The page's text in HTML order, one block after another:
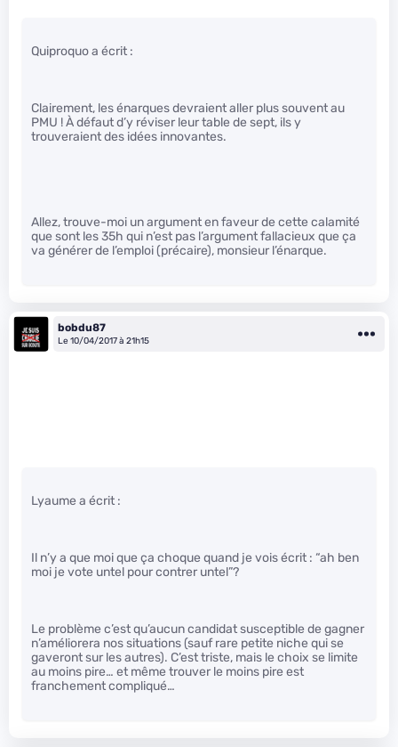
Quiproquo a écrit :
Clairement, les énarques devraient aller plus souvent au
PMU ! À défaut d’y réviser leur table de sept, ils y
trouveraient des idées innovantes.
Allez, trouve-moi un argument en faveur de cette calamité
que sont les 35h qui n’est pas l’argument fallacieux que ça
va générer de l’emploi (précaire), monsieur l’énarque.
bobdu87
Le 10/04/2017 à 21h15
Lyaume a écrit :
Il n’y a que moi que ça choque quand je vois écrit : “ah ben
moi je vote untel pour contrer untel”?
Le problème c’est qu’aucun candidat susceptible de gagner
n’améliorera nos situations (sauf rare petite niche qui se
gaveront sur les autres). C’est triste, mais le choix se limite
au moins pire… et même trouver le moins pire est
franchement compliqué…